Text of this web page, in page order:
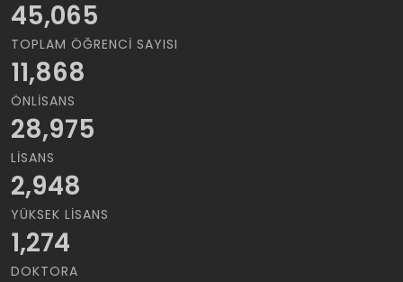
45,065
TOPLAM ÖĞRENCI SAYISI
11,868
ÖNLISANS
28,975
LISANS
2,948
YÜKSEK LISANS
1,274
DOKTORA